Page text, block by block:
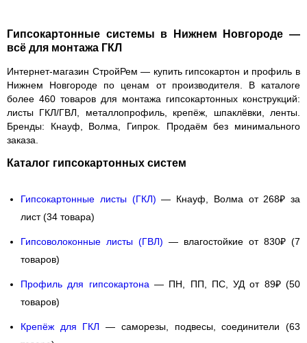
Гипсокартонные системы в Нижнем Новгороде —
всё для монтажа ГКЛ
Интернет-магазин СтройРем — купить гипсокартон и профиль в
Нижнем Новгороде по ценам от производителя. В каталоге
более 460 товаров для монтажа гипсокартонных конструкций:
листы ГКЛ/ГВЛ, металлопрофиль, крепёж, шпаклёвки, ленты.
Бренды: Кнауф, Волма, Гипрок. Продаёмбез минимального
заказа
Каталог гипсокартонных систем
Гипсокартонные листы (ГКЛ) — Кнауф, Волма от 268₽ за
лист (34 товара)
Гипсоволоконные листы (ГВЛ) — влагостойкие от 830₽ (7
товаров)
Профиль для гипсокартона — ПН, ПП, ПС, УД от 89₽ (50
товаров)
Крепёж для ГКЛ — саморезы, подвесы, соединители (63